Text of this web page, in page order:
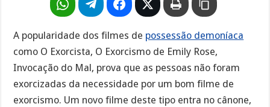
A popularidade dos filmes de possessão demoníaca
como O Exorcista, O Exorcismo de Emily Rose,
Invocação do Mal, prova que as pessoas não foram
exorcizadas da necessidade por um bom filme de
exorcismo. Um novo filme deste tipo entra no cânone,